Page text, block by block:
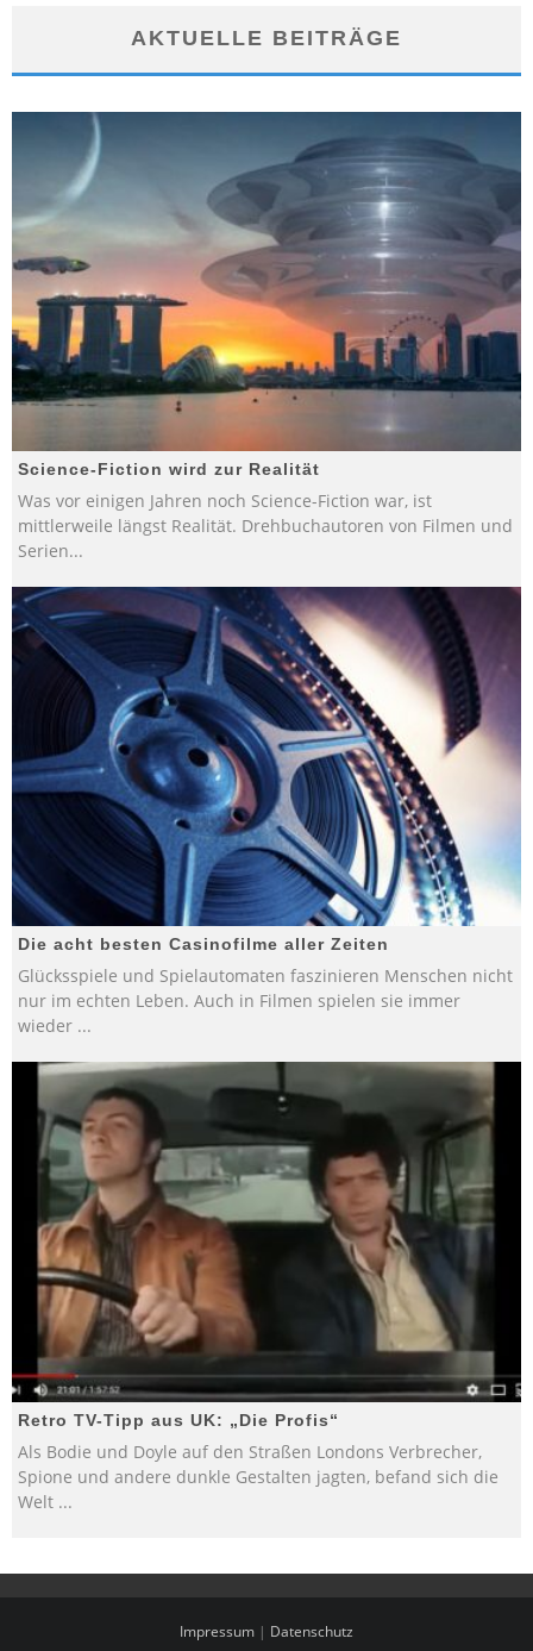
AKTUELLE BEITRÄGE
Science-Fiction wird zur Realität
Was vor einigen Jahren noch Science-Fiction war, ist
mittlerweile längst Realität. Drehbuchautoren von Filmen und
Serien...
Die acht besten Casinofilme aller Zeiten
Glücksspiele und Spielautomaten faszinieren Menschen nicht
nur im echten Leben. Auch in Filmen spielen sie immer
wieder ...
Retro TV-Tipp aus UK: „Die Profis“
Als Bodie und Doyle auf den Straßen Londons Verbrecher,
Spione und andere dunkle Gestalten jagten, befand sich die
Welt ...
Impressum | Datenschutz